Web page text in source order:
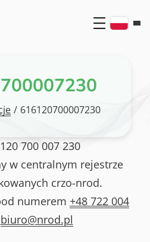
/ 616120700007230
700 007 230
w centralnym rejestrze
crzo-nrod.
numerem +48 722 004
biuro@nrod.pl